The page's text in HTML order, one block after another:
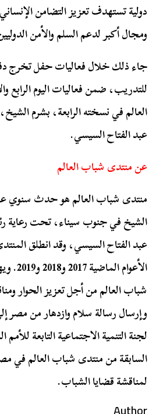
دولية تستهدف تعزيز التضامن
ومجال أكبر لدعم السلم والأمن
جاء ذلك خلال فعاليات حفل تخرج
للتدريب، ضمن فعاليات اليوم الرابع
العالم في نسخته الرابعة، بشرم
عبد الفتاح السيسي.
عن منتدى شباب العالم
منتدى شباب العالم هو حدث سنوي
الشيخ في جنوب سيناء، تحت رعاية
عبد الفتاح السيسي، وقد انطلق
شباب العالم من أجل تعزيز الحوار
وإرسال رسالة سلام وازدهار من مصر
لجنة التنمية الاجتماعية التابعة
السابقة من منتدى شباب العالم في
لمناقشة قضايا الشباب.